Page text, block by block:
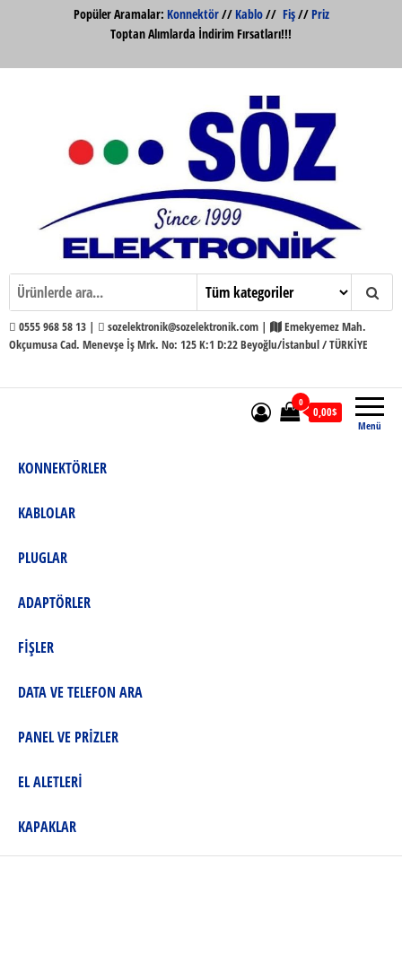
Popüler Aramalar: Konnektör//Kablo// Fiş//Priz
Toptan Alımlarda İndirim Fırsatları!!!
Söz Elektronik Konnektör ve Kabloları
Toptan ve Perakende
Söz Elektronik
0555 968 58 13 | sozelektronik@sozelektronik.com |
Emekyemez Mah.
Okçumusa Cad. Menevşe İş Mrk. No: 125 K:1 D:22 Beyoğlu/İstanbul / TÜRKİYE
Menü
0
0,00$
KONNEKTÖRLER
KABLOLAR
PLUGLAR
ADAPTÖRLER
FİŞLER
DATA VE TELEFON ARA
PANEL VE PRİZLER
EL ALETLERİ
KAPAKLAR